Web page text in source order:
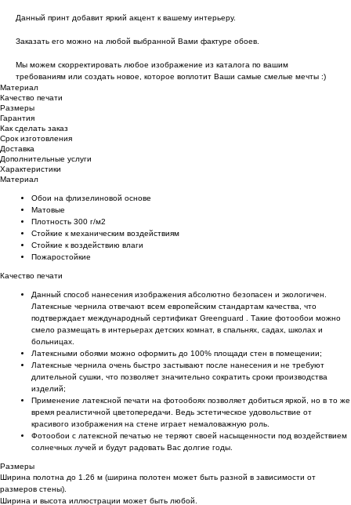
Данный принт добавит яркий акцент к вашему интерьеру.
Заказать его можно на любой выбранной Вами фактуре обоев.
Мы можем скорректировать любое изображение из каталога по вашим
требованиям или создать новое, которое воплотит Ваши самые смелые мечты :)
Материал
Качество печати
Размеры
Гарантия
Как сделать заказ
Срок изготовления
Доставка
Дополнительные услуги
Характеристики
Материал
Обои на флизелиновой основе
Матовые
Плотность 300 г/м2
Стойкие к механическим воздействиям
Cтойкие к воздействию влаги
Пожаростойкие
Качество печати
Данный способ нанесения изображения абсолютно безопасен и экологичен.
Латексные чернила отвечают всем европейским стандартам качества, что
подтверждает международный сертификат Greenguard . Такие фотообои можно
смело размещать в интерьерах детских комнат, в спальнях, садах, школах и
больницах.
Латексными обоями можно оформить до 100% площади стен в помещении;
Латексные чернила очень быстро застывают после нанесения и не требуют
длительной сушки, что позволяет значительно сократить сроки производства
изделий;
Применение латексной печати на фотообоях позволяет добиться яркой, но в то же
время реалистичной цветопередачи. Ведь эстетическое удовольствие от
красивого изображения на стене играет немаловажную роль.
Фотообои с латексной печатью не теряют своей насыщенности под воздействием
солнечных лучей и будут радовать Вас долгие годы.
Размеры
Ширина полотна до 1.26 м (ширина полотен может быть разной в зависимости от
размеров стены).
Ширина и высота иллюстрации может быть любой.